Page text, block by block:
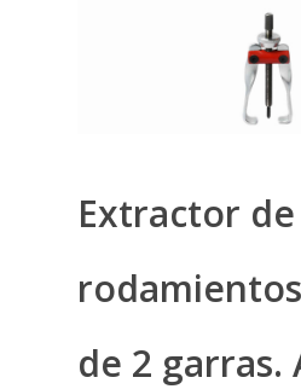
Extractor de
de 2 garras.